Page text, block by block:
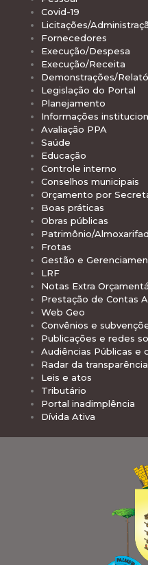
Covid-19
Licitações/
Fornecedores
Execução/Despesa
Execução/Receita
Demonstrações/
Legislação do Portal
Planejamento
Informações
Avaliação PPA
Saúde
Educação
Controle interno
Conselhos municipais
Orçamento por
Boas práticas
Obras públicas
Patrimônio/
Frotas
Gestão e
LRF
Notas Extra
Prestação de Contas
Web Geo
Convênios e
Publicações e redes
Audiências Públicas e
Radar da transparência
Leis e atos
Tributário
Portal inadimplência
Dívida Ativa